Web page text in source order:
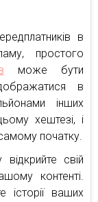
в
простого
може бути
в
інших
хештезі, і
початку.
свій
контенті.
історії ваших